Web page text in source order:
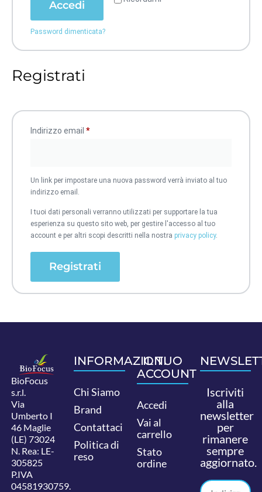
Accedi
Password dimenticata?
Registrati
Indirizzo email *
Un link per impostare una nuova password verrà inviato al tuo
indirizzo email.
I tuoi dati personali verranno utilizzati per supportare la tua
esperienza su questo sito web, per gestire l'accesso al tuo
account e per altri scopi descritti nella nostra privacy policy.
Registrati
BioFocus
s.r.l.
Via
Umberto I
46 Maglie
(LE) 73024
N. Rea: LE-
305825
P.IVA
04581930759.
INFORMAZIONI
Chi Siamo
Brand
Contattaci
Politica di
reso
IL TUO
ACCOUNT
Accedi
Vai al
carrello
Stato
ordine
Iscriviti
alla
newsletter
per
rimanere
sempre
aggiornato.